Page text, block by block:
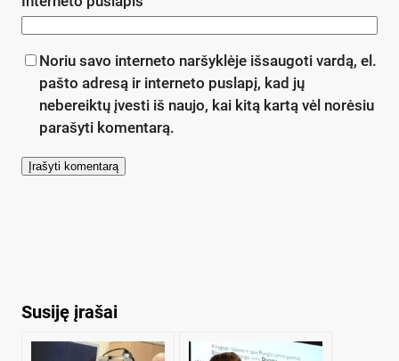
Noriu savo interneto naršyklėje išsaugoti vardą, el.
pašto adresą ir interneto puslapį, kad jų
nebereiktų įvesti iš naujo, kai kitą kartą vėl norėsiu
parašyti komentarą.
Susiję įrašai